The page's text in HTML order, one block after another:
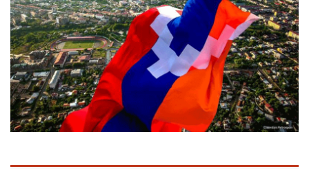
Ֆիդան. Հայաստանն ու Ադրբեջանը շարժվում են
դեպի մշտական խաղաղության համաձայնագիր
09.08.2026 16:42
Սիսիան համայնքի ղեկավար Հովսեփ Առաքելյանի
շնորհավորական ուղերձը Շինարարի
մասնագիտական օրվա կապակցությամբ